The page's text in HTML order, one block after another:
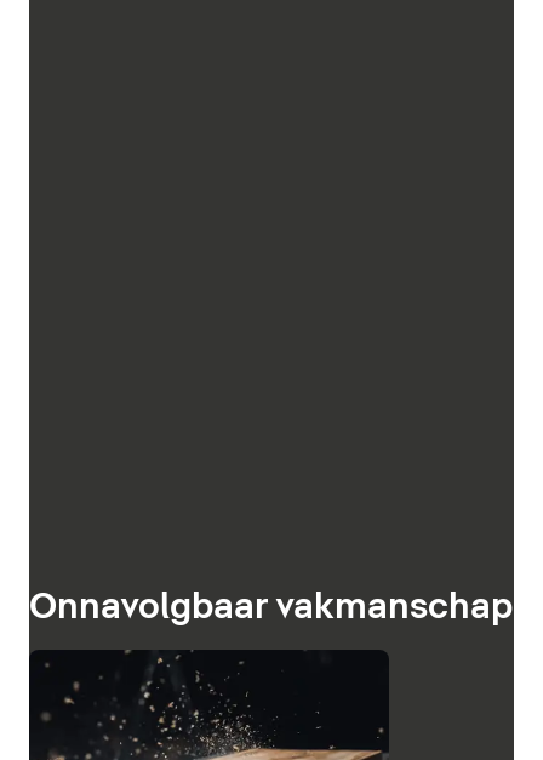
Onnavolgbaar vakmanschap